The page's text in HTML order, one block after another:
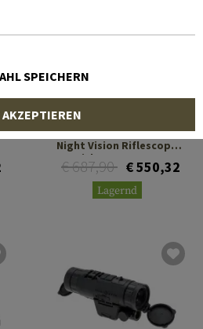
Wraith 4K 2-16x32 Digital
Night Vision Riflescope
with Long Mount
€ 687,90 € 550,32
Lagernd
SPEICHERN
AKZEPTIEREN